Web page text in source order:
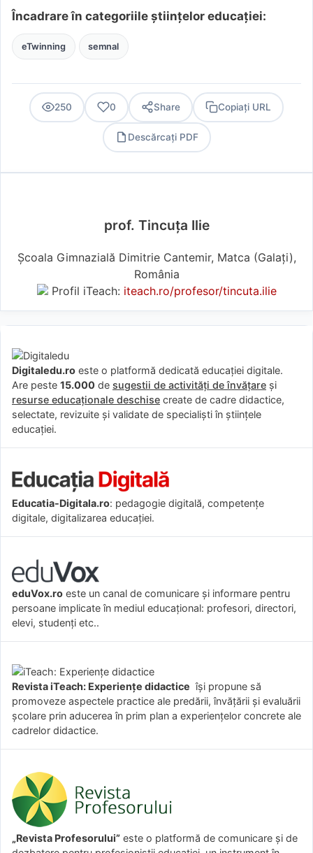
Încadrare în categoriile științelor educației:
eTwinning semnal
250 0 Share Copiați URL
Descărcați PDF
prof. Tincuța Ilie
Școala Gimnazială Dimitrie Cantemir, Matca (Galaţi),
România
Profil iTeach: iteach.ro/profesor/tincuta.ilie
Digitaledu.ro este o platformă dedicată educației digitale.
Are peste 15.000 de sugestii de activități de învățare și
resurse educaționale deschise create de cadre didactice,
selectate, revizuite și validate de specialiști în științele
educației.
Educatia-Digitala.ro: pedagogie digitală, competențe
digitale, digitalizarea educației.
eduVox.ro este un canal de comunicare și informare pentru
persoane implicate în mediul educațional: profesori, directori,
elevi, studenți etc..
Revista iTeach: Experienţe didactice îşi propune să
promoveze aspectele practice ale predării, învăţării şi evaluării
şcolare prin aducerea în prim plan a experienţelor concrete ale
cadrelor didactice.
„Revista Profesorului” este o platformă de comunicare și de